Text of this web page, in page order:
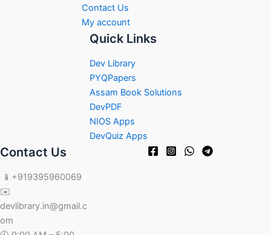
Contact Us
My account
Quick Links
Dev Library
PYQPapers
Assam Book Solutions
DevPDF
NIOS Apps
DevQuiz Apps
Contact Us
📱+919395960069
✉️
devlibrary.in@gmail.c
om